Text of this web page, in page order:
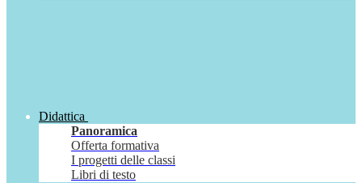
Didattica
Panoramica
Offerta formativa
I progetti delle classi
Libri di testo